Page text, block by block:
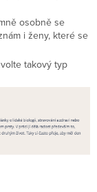
osobně se
i ženy, které se
takový typ